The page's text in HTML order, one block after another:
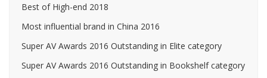
Best of High-end 2018
Most influential brand in China 2016
Super AV Awards 2016 Outstanding in Elite category
Super AV Awards 2016 Outstanding in Bookshelf category